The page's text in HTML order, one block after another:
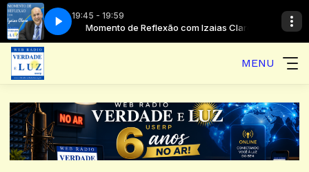
19:45 - 19:59
Claro Momento de Reflexão com Izaias Claro
Padrão Programação Musical 2 com Locutor Padrão
MENU